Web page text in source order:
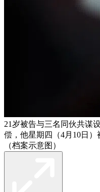
21岁被告与三名同伙共谋
偿，他星期四（4月10日）
（档案示意图）